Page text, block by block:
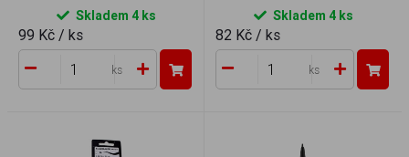
Skladem 4 ks
99 Kč / ks
ks
Skladem 4 ks
82 Kč / ks
ks